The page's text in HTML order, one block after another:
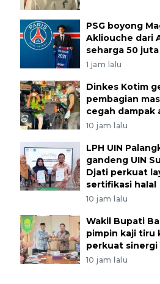
PSG boyong
Akliouche dari
seharga 50
1 jam lalu
Dinkes Kotim
pembagian
cegah dampak
10 jam lalu
LPH UIN
gandeng UIN
Djati perkuat
sertifikasi halal
10 jam lalu
Wakil Bupati
pimpin kaji tiru
perkuat sinergi
10 jam lalu